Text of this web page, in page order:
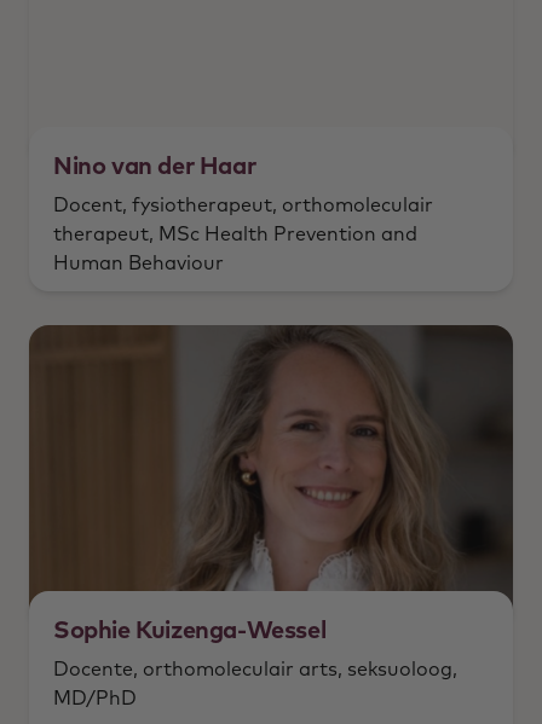
Nino van der Haar
Docent, fysiotherapeut, orthomoleculair
therapeut, MSc Health Prevention and
Human Behaviour
Sophie Kuizenga-Wessel
Docente, orthomoleculair arts, seksuoloog,
MD/PhD